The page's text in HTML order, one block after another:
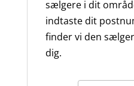
sælgere i dit
indtaste dit
finder vi den
dig.